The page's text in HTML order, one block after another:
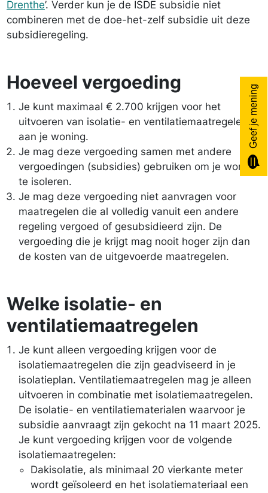
Drenthe’. Verder kun je de ISDE subsidie niet
combineren met de doe-het-zelf subsidie uit deze
subsidieregeling.
Hoeveel vergoeding
Je kunt maximaal € 2.700 krijgen voor het
uitvoeren van isolatie- en ventilatiemaatregelen
aan je woning.
Je mag deze vergoeding samen met andere
vergoedingen (subsidies) gebruiken om je woning
te isoleren.
Je mag deze vergoeding niet aanvragen voor
maatregelen die al volledig vanuit een andere
regeling vergoed of gesubsidieerd zijn. De
vergoeding die je krijgt mag nooit hoger zijn dan
de kosten van de uitgevoerde maatregelen.
Welke isolatie- en
ventilatiemaatregelen
Je kunt alleen vergoeding krijgen voor de
isolatiemaatregelen die zijn geadviseerd in je
isolatieplan. Ventilatiemaatregelen mag je alleen
uitvoeren in combinatie met isolatiemaatregelen.
De isolatie- en ventilatiematerialen waarvoor je
subsidie aanvraagt zijn gekocht na 11 maart 2025.
Je kunt vergoeding krijgen voor de volgende
isolatiemaatregelen:
Dakisolatie, als minimaal 20 vierkante meter
wordt geïsoleerd en het isolatiemateriaal een
Geef je mening